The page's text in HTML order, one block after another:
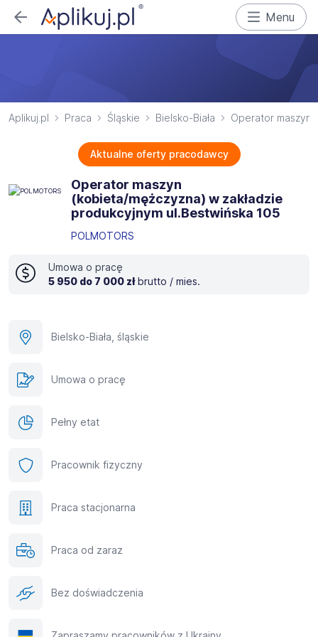
Menu
Aplikuj.pl Praca Śląskie Bielsko-Biała Operator maszyn
Aktualne oferty pracodawcy
Operator maszyn
(kobieta/mężczyzna) w zakładzie
produkcyjnym ul.Bestwińska 105
POLMOTORS
Umowa o pracę
5 950 do 7 000 zł brutto / mies.
Bielsko-Biała, śląskie
Umowa o pracę
Pełny etat
Pracownik fizyczny
Praca stacjonarna
Praca od zaraz
Bez doświadczenia